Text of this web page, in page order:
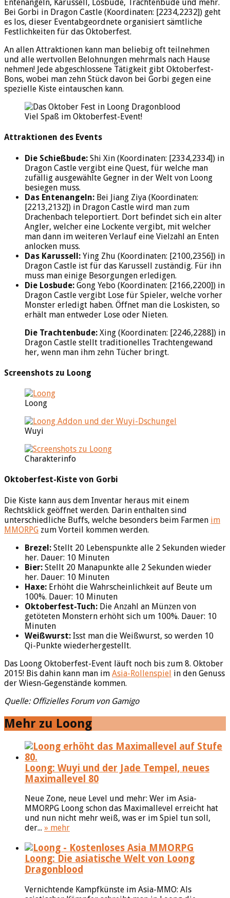
Entenangeln, Karussell, Losbude, Trachtenbude und mehr.
Bei Gorbi in Dragon Castle (Koordinaten: [2234,2232]) geht
es los, dieser Eventabgeordnete organisiert sämtliche
Festlichkeiten für das Oktoberfest.
An allen Attraktionen kann man beliebig oft teilnehmen
und alle wertvollen Belohnungen mehrmals nach Hause
nehmen! Jede abgeschlossene Tätigkeit gibt Oktoberfest-
Bons, wobei man zehn Stück davon bei Gorbi gegen eine
spezielle Kiste eintauschen kann.
Viel Spaß im Oktoberfest-Event!
Attraktionen des Events
Die Schießbude: Shi Xin (Koordinaten: [2334,2334]) in
Dragon Castle vergibt eine Quest, für welche man
zufällig ausgewählte Gegner in der Welt von Loong
besiegen muss.
Das Entenangeln: Bei Jiang Ziya (Koordinaten:
[2213,2132]) in Dragon Castle wird man zum
Drachenbach teleportiert. Dort befindet sich ein alter
Angler, welcher eine Lockente vergibt, mit welcher
man dann im weiteren Verlauf eine Vielzahl an Enten
anlocken muss.
Das Karussell: Ying Zhu (Koordinaten: [2100,2356]) in
Dragon Castle ist für das Karussell zuständig. Für ihn
muss man einige Besorgungen erledigen.
Die Losbude: Gong Yebo (Koordinaten: [2166,2200]) in
Dragon Castle vergibt Lose für Spieler, welche vorher
Monster erledigt haben. Öffnet man die Loskisten, so
erhält man entweder Lose oder Nieten.
Die Trachtenbude: Xing (Koordinaten: [2246,2288]) in
Dragon Castle stellt traditionelles Trachtengewand
her, wenn man ihm zehn Tücher bringt.
Screenshots zu Loong
Loong
Wuyi
Charakterinfo
Oktoberfest-Kiste von Gorbi
Die Kiste kann aus dem Inventar heraus mit einem
Rechtsklick geöffnet werden. Darin enthalten sind
unterschiedliche Buffs, welche besonders beim Farmen im
MMORPG zum Vorteil kommen werden.
Brezel: Stellt 20 Lebenspunkte alle 2 Sekunden wieder
her. Dauer: 10 Minuten
Bier: Stellt 20 Manapunkte alle 2 Sekunden wieder
her. Dauer: 10 Minuten
Haxe: Erhöht die Wahrscheinlichkeit auf Beute um
100%. Dauer: 10 Minuten
Oktoberfest-Tuch: Die Anzahl an Münzen von
getöteten Monstern erhöht sich um 100%. Dauer: 10
Minuten
Weißwurst: Isst man die Weißwurst, so werden 10
Qi-Punkte wiederhergestellt.
Das Loong Oktoberfest-Event läuft noch bis zum 8. Oktober
2015! Bis dahin kann man im Asia-Rollenspiel in den Genuss
der Wiesn-Gegenstände kommen.
Quelle: Offizielles Forum von Gamigo
Mehr zu Loong
Loong: Wuyi und der Jade Tempel, neues
Maximallevel 80
Neue Zone, neue Level und mehr: Wer im Asia-
MMORPG Loong schon das Maximallevel erreicht hat
und nun nicht mehr weiß, was er im Spiel tun soll,
der... » mehr
Loong: Die asiatische Welt von Loong
Dragonblood
Vernichtende Kampfkünste im Asia-MMO: Als